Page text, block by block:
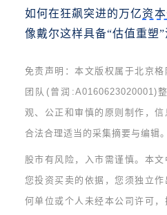
如何在狂飙突进的万亿资
像戴尔这样具备“估值重塑”
免责声明：本文版权属于北京
团队(曾润:A0160623020001)
观、公正和审慎的原则制作，
合法合理适当的采集摘要与编辑。
股市有风险，入市需谨慎。本
您投资买卖的依据，您须独立
何单位或个人未经本公司许可